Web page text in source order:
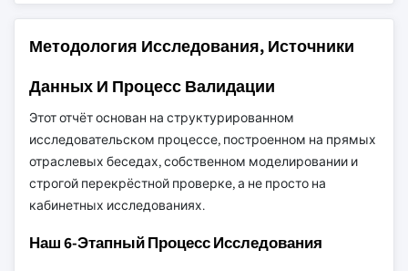
Методология Исследования, Источники
Данных И Процесс Валидации
Этот отчёт основан на структурированном
исследовательском процессе, построенном на прямых
отраслевых беседах, собственном моделировании и
строгой перекрёстной проверке, а не просто на
кабинетных исследованиях.
Наш 6-Этапный Процесс Исследования